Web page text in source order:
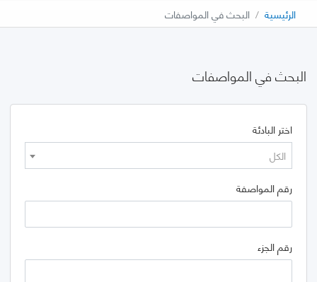
الرئيسية البحث في المواصفات
البحث في المواصفات
اختر البادئة
الكل
رقم المواصفة
رقم الجزء